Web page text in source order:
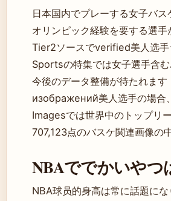
日本国内でプレーする女子バス
オリンピック経験を要する選
Tier2ソースでverified美人选
Sportsの特集では女子選手含
今後のデータ整備が待たれます
изображений美人选手の場合
Imagesでは世界中のトップリ
707,123点のバスケ関連画像の
NBAででかいやつ
NBA球员的身高は常に話題に